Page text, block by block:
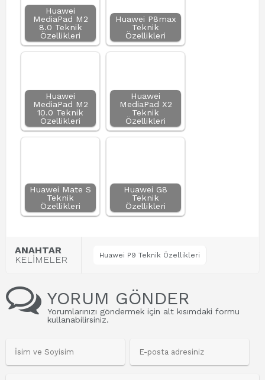
Huawei
MediaPad M2
8.0 Teknik
Özellikleri
Huawei P8max
Teknik
Özellikleri
Huawei
MediaPad M2
10.0 Teknik
Özellikleri
Huawei
MediaPad X2
Teknik
Özellikleri
Huawei Mate S
Teknik
Özellikleri
Huawei G8
Teknik
Özellikleri
ANAHTAR
KELİMELER
Huawei P9 Teknik Özellikleri
YORUM GÖNDER
Yorumlarınızı göndermek için alt kısımdaki formu
kullanabilirsiniz.